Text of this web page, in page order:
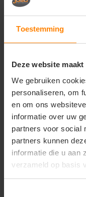
Toestemming
Deze website
We gebruiken
personaliseren, om
en om ons
informatie over uw
partners voor social
partners kunnen
informatie die u aan
verzameld op basis
Texowear B.V. /
hydrowear
RWS